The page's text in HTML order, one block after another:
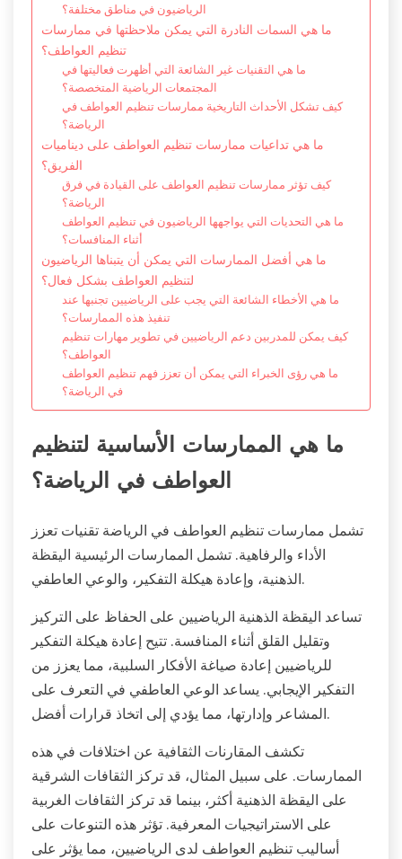
الرياضيون في مناطق مختلفة؟
ما هي السمات النادرة التي يمكن ملاحظتها في ممارسات
تنظيم العواطف؟
ما هي التقنيات غير الشائعة التي أظهرت فعاليتها في
المجتمعات الرياضية المتخصصة؟
كيف تشكل الأحداث التاريخية ممارسات تنظيم العواطف في
الرياضة؟
ما هي تداعيات ممارسات تنظيم العواطف على ديناميات
الفريق؟
كيف تؤثر ممارسات تنظيم العواطف على القيادة في فرق
الرياضة؟
ما هي التحديات التي يواجهها الرياضيون في تنظيم العواطف
أثناء المنافسات؟
ما هي أفضل الممارسات التي يمكن أن يتبناها الرياضيون
لتنظيم العواطف بشكل فعال؟
ما هي الأخطاء الشائعة التي يجب على الرياضيين تجنبها عند
تنفيذ هذه الممارسات؟
كيف يمكن للمدربين دعم الرياضيين في تطوير مهارات تنظيم
العواطف؟
ما هي رؤى الخبراء التي يمكن أن تعزز فهم تنظيم العواطف
في الرياضة؟
ما هي الممارسات الأساسية لتنظيم
العواطف في الرياضة؟
تشمل ممارسات تنظيم العواطف في الرياضة تقنيات تعزز
الأداء والرفاهية. تشمل الممارسات الرئيسية اليقظة
الذهنية، وإعادة هيكلة التفكير، والوعي العاطفي.
تساعد اليقظة الذهنية الرياضيين على الحفاظ على التركيز
وتقليل القلق أثناء المنافسة. تتيح إعادة هيكلة التفكير
للرياضيين إعادة صياغة الأفكار السلبية، مما يعزز من
التفكير الإيجابي. يساعد الوعي العاطفي في التعرف على
المشاعر وإدارتها، مما يؤدي إلى اتخاذ قرارات أفضل.
تكشف المقارنات الثقافية عن اختلافات في هذه
الممارسات. على سبيل المثال، قد تركز الثقافات الشرقية
على اليقظة الذهنية أكثر، بينما قد تركز الثقافات الغربية
على الاستراتيجيات المعرفية. تؤثر هذه التنوعات على
أساليب تنظيم العواطف لدى الرياضيين، مما يؤثر على